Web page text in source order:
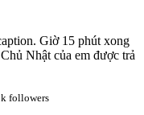
Giờ 15 phút xong
Nhật của em được trả
followers